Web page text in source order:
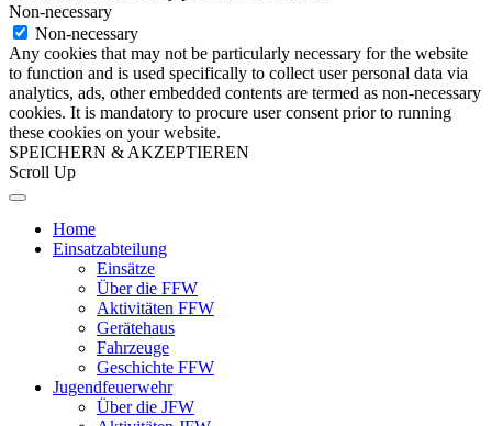
Non-necessary
Non-necessary
Any cookies that may not be particularly necessary for the website
to function and is used specifically to collect user personal data via
analytics, ads, other embedded contents are termed as non-necessary
cookies. It is mandatory to procure user consent prior to running
these cookies on your website.
SPEICHERN & AKZEPTIEREN
Scroll Up
Home
Einsatzabteilung
Einsätze
Über die FFW
Aktivitäten FFW
Gerätehaus
Fahrzeuge
Geschichte FFW
Jugendfeuerwehr
Über die JFW